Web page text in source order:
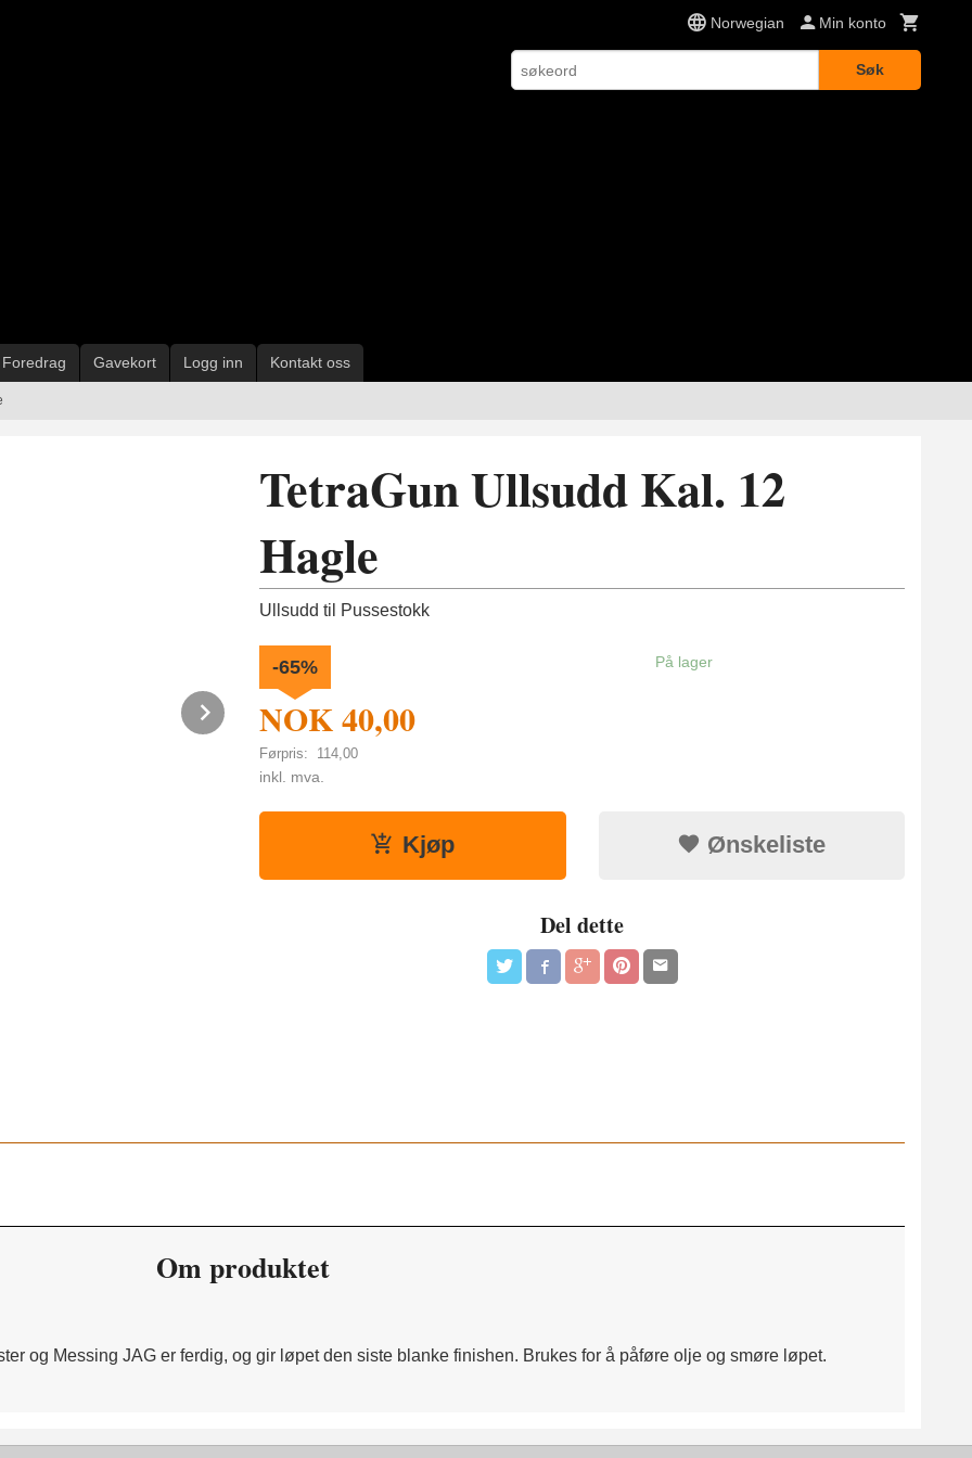
Norwegian Min konto
Søk
Foredrag Gavekort Logg inn Kontakt oss
Next
TetraGun Ullsudd Kal. 12
Hagle
Ullsudd til Pussestokk
NOK40,00
Førpris: 114,00
Rabatt
-65%
inkl. mva.
På lager
Kjøp Ønskeliste
Del dette
Om produktet
og Messing JAG er ferdig, og gir løpet den siste blanke finishen. Brukes for å påføre olje og smøre løpet.